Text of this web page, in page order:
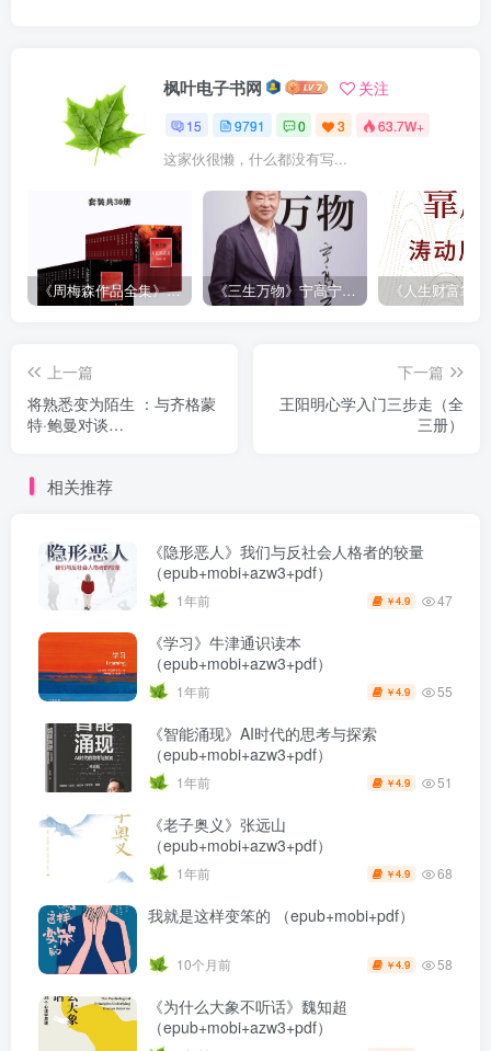
枫叶电子书网 关注
15 9791 0 3 63.7W+
这家伙很懒，什么都没有写...
《周梅森作品全集》[共30册] 《三生万物》宁高宁（epub+mobi+azw3+pdf）
上一篇
将熟悉变为陌生 ：与齐格蒙
特·鲍曼对谈
下一篇
王阳明心学入门三步走（全
三册）
相关推荐
《隐形恶人》我们与反社会人格者的较量
（epub+mobi+azw3+pdf）
1年前 ￥4.9 47
《学习》牛津通识读本
（epub+mobi+azw3+pdf）
1年前 ￥4.9 55
《智能涌现》AI时代的思考与探索
（epub+mobi+azw3+pdf）
1年前 ￥4.9 51
《老子奥义》张远山
（epub+mobi+azw3+pdf）
1年前 ￥4.9 68
我就是这样变笨的 （epub+mobi+pdf）
10个月前 ￥4.9 58
《为什么大象不听话》魏知超
（epub+mobi+azw3+pdf）